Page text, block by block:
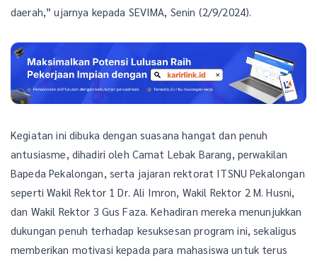
daerah,” ujarnya kepada SEVIMA, Senin (2/9/2024).
Kegiatan ini dibuka dengan suasana hangat dan penuh
antusiasme, dihadiri oleh Camat Lebak Barang, perwakilan
Bapeda Pekalongan, serta jajaran rektorat ITSNU Pekalongan
seperti Wakil Rektor 1 Dr. Ali Imron, Wakil Rektor 2 M. Husni,
dan Wakil Rektor 3 Gus Faza. Kehadiran mereka menunjukkan
dukungan penuh terhadap kesuksesan program ini, sekaligus
memberikan motivasi kepada para mahasiswa untuk terus